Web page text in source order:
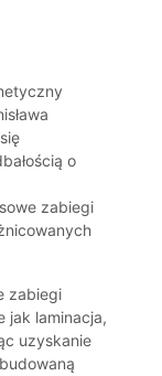
o
zabiegi
zabiegi
jak laminacja,
uzyskanie